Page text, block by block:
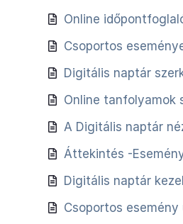
Online
Csoportos
Digitális naptár
Online tanfolyamok
A Digitális naptár
Áttekintés -
Digitális naptár
Csoportos esemény